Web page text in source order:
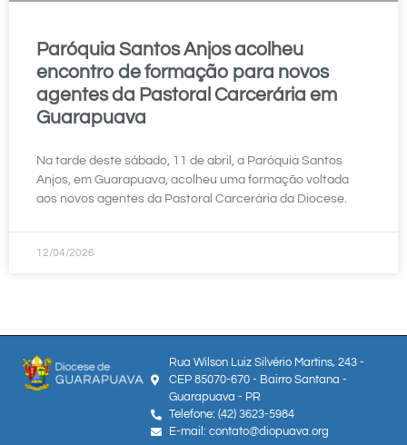
Paróquia Santos Anjos acolheu
encontro de formação para novos
agentes da Pastoral Carcerária em
Guarapuava
Na tarde deste sábado, 11 de abril, a Paróquia Santos
Anjos, em Guarapuava, acolheu uma formação voltada
aos novos agentes da Pastoral Carcerária da Diocese.
12/04/2026
Rua Wilson Luiz Silvério Martins, 243 -
CEP 85070-670 - Bairro Santana -
Guarapuava - PR
Telefone: (42) 3623-5984
E-mail: contato@diopuava.org